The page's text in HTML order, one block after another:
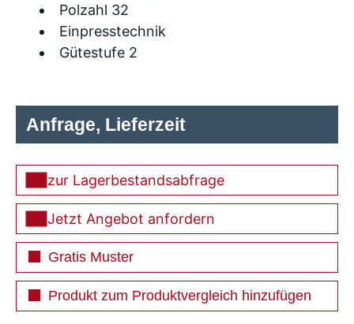
Polzahl 32
Einpresstechnik
Gütestufe 2
Anfrage, Lieferzeit
zur Lagerbestandsabfrage
Jetzt Angebot anfordern
Gratis Muster
Produkt zum Produktvergleich hinzufügen